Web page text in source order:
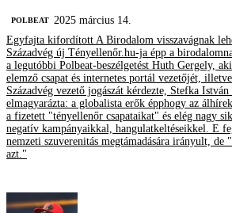
‎POLBEAT
2025 március 14.
Egyfajta kifordított A Birodalom visszavágnak
Századvég új Tényellenőr.hu-ja épp a
a legutóbbi Polbeat-beszélgetést Huth Gergely,
elemző csapat és internetes portál vezetőjét,
Századvég vezető jogászát kérdezte, Stefka
elmagyarázta: a globalista erők épphogy az
a fizetett "tényellenőr csapataikat" és elég nagy
negatív kampányaikkal, hangulatkeltéseikkel. E
nemzeti szuverenitás megtámadására irányult,
azt."